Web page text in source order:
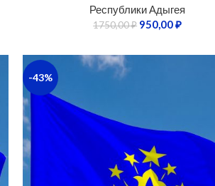
Республики Адыгея
1750,00₽ 950,00₽
-43%